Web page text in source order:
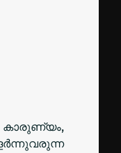
കാരുണ്യം,